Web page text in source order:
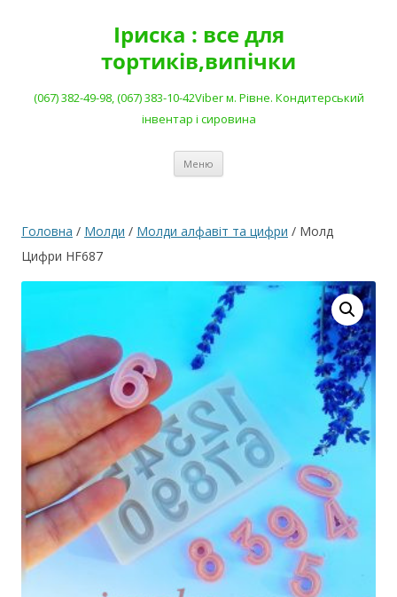
Іриска : все для
тортиків,випічки
(067) 382-49-98, (067) 383-10-42Viber м. Рівне. Кондитерський
інвентар і сировина
Меню
Головна / Молди / Молди алфавіт та цифри / Молд
Цифри HF687